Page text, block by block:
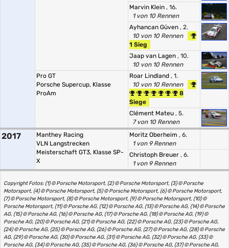
Marvin Klein , 16.
1 von 10 Rennen
Ayhancan Güven , 2.
10 von 10 Rennen
1 Sieg
Jaap van Lagen , 10.
10 von 10 Rennen
Pro GT
Porsche Supercup, Klasse
ProAm
Roar Lindland , 1.
10 von 10 Rennen
8
Siege
Clément Mateu , 5.
7 von 10 Rennen
2017
Manthey Racing
VLN Langstrecken
Meisterschaft GT3, Klasse SP-
X
Moritz Oberheim , 6.
1 von 9 Rennen
Christoph Breuer , 6.
1 von 9 Rennen
Copyright Fotos: (1) © Porsche Motorsport, (2) © Porsche Motorsport, (3) © Porsche
Motorsport, (4) © Porsche Motorsport, (5) © Porsche Motorsport, (6) © Porsche Motorsport,
(7) © Porsche Motorsport, (8) © Porsche Motorsport, (9) © Porsche Motorsport, (10) ©
Porsche Motorsport, (11) © Porsche AG, (12) © Porsche AG, (13) © Porsche AG, (14) © Porsche
AG, (15) © Porsche AG, (16) © Porsche AG, (17) © Porsche AG, (18) © Porsche AG, (19) ©
Porsche AG, (20) © Porsche AG, (21) © Porsche AG, (22) © Porsche AG, (23) © Porsche AG,
(24) © Porsche AG, (25) © Porsche AG, (26) © Porsche AG, (27) © Porsche AG, (28) © Porsche
AG, (29) © Porsche AG, (30) © Porsche AG, (31) © Porsche AG, (32) © Porsche AG, (33) ©
Porsche AG, (34) © Porsche AG, (35) © Porsche AG, (36) © Porsche AG, (37) © Porsche AG,